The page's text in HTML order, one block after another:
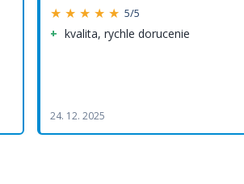
★ ★ ★ ★ ★ 5/5
kvalita, rychle dorucenie
24. 12. 2025